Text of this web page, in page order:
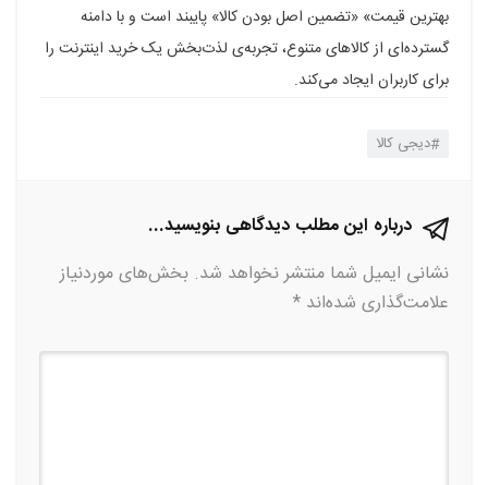
بهترین قیمت» «تضمین اصل بودن کالا» پایبند است و با دامنه
گسترده‌ای از کالاهای متنوع، تجربه‌ی لذت‌بخش یک خرید اینترنت را
برای کاربران ایجاد می‌کند.
دیجی کالا
درباره این مطلب دیدگاهی بنویسید...
نشانی ایمیل شما منتشر نخواهد شد. بخش‌های موردنیاز
علامت‌گذاری شده‌اند *